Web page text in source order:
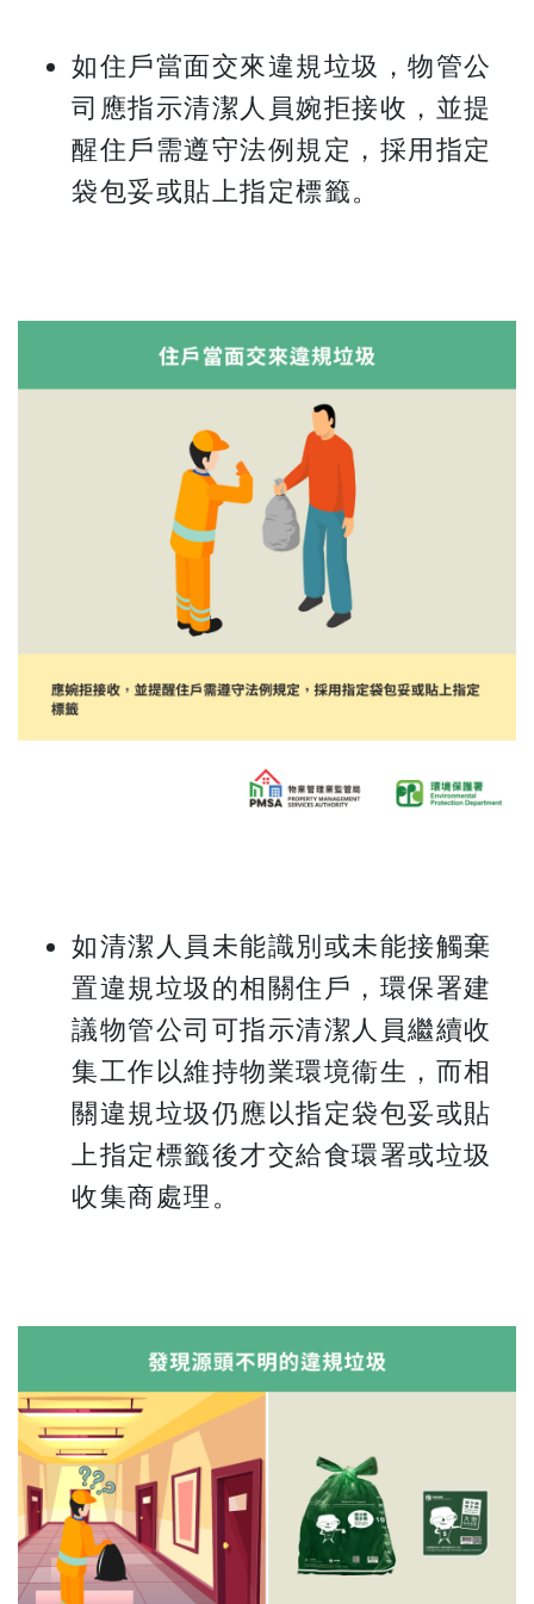
如住戶當面交來違規垃圾，物管公
司應指示清潔人員婉拒接收，並提
醒住戶需遵守法例規定，採用指定
袋包妥或貼上指定標籤。
如清潔人員未能識別或未能接觸棄
置違規垃圾的相關住戶，環保署建
議物管公司可指示清潔人員繼續收
集工作以維持物業環境衞生，而相
關違規垃圾仍應以指定袋包妥或貼
上指定標籤後才交給食環署或垃圾
收集商處理。